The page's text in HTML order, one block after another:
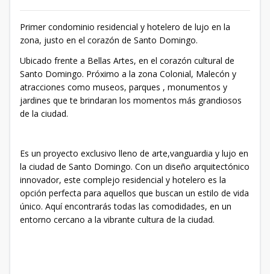
Primer condominio residencial y hotelero de lujo en la
zona, justo en el corazón de Santo Domingo.
Ubicado frente a Bellas Artes, en el corazón cultural de
Santo Domingo. Próximo a la zona Colonial, Malecón y
atracciones como museos, parques , monumentos y
jardines que te brindaran los momentos más grandiosos
de la ciudad.
Es un proyecto exclusivo lleno de arte,vanguardia y lujo en
la ciudad de Santo Domingo. Con un diseño arquitectónico
innovador, este complejo residencial y hotelero es la
opción perfecta para aquellos que buscan un estilo de vida
único. Aquí encontrarás todas las comodidades, en un
entorno cercano a la vibrante cultura de la ciudad.